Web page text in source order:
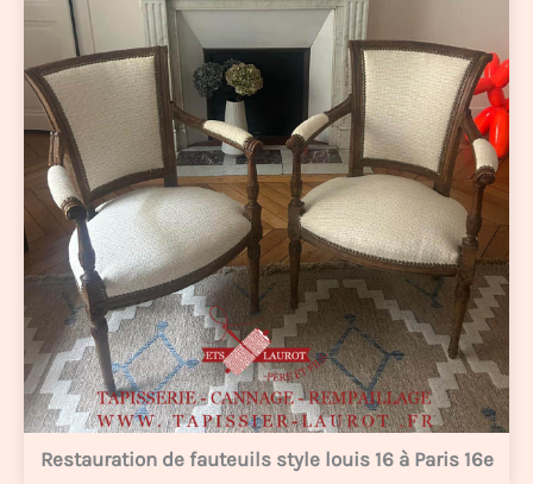
Restauration de fauteuils style louis 16 à Paris 16e